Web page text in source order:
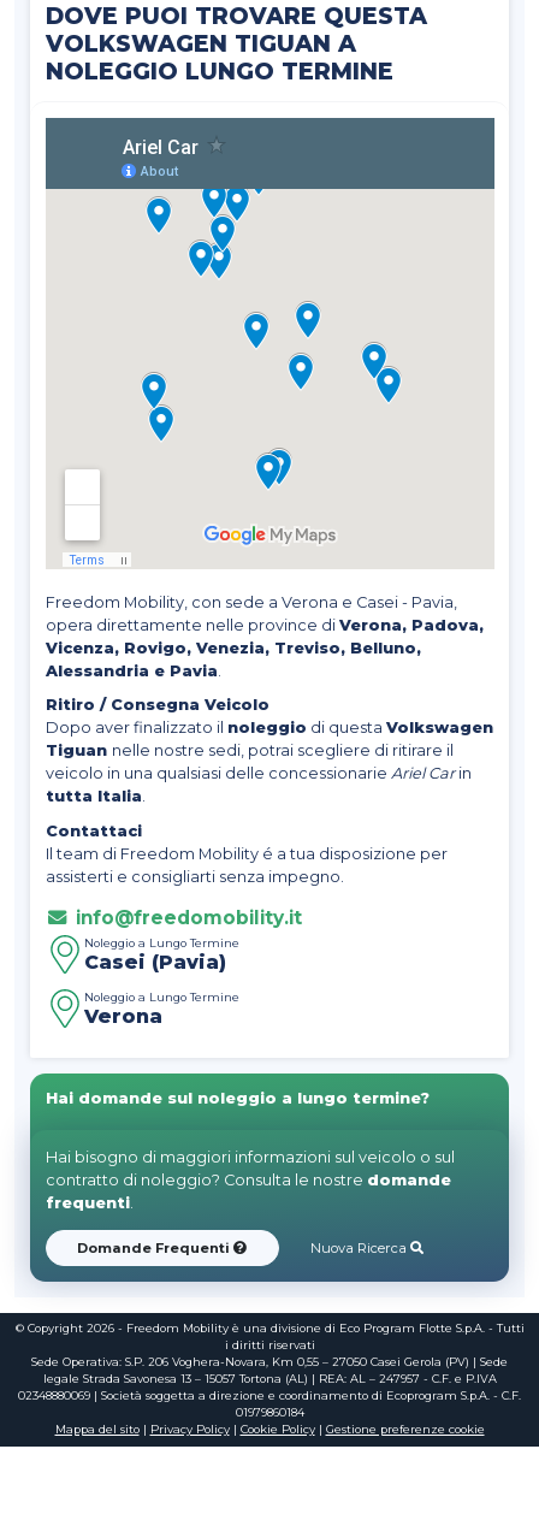
DOVE PUOI TROVARE QUESTA
VOLKSWAGEN TIGUAN A
NOLEGGIO LUNGO TERMINE
Freedom Mobility, con sede a Verona e Casei - Pavia,
opera direttamente nelle province di Verona, Padova,
Vicenza, Rovigo, Venezia, Treviso, Belluno,
Alessandria e Pavia
Ritiro / Consegna Veicolo
Dopo aver finalizzato il noleggio di questa Volkswagen
Tiguan nelle nostre sedi, potrai scegliere di ritirare il
veicolo in una qualsiasi delle concessionarie Ariel Carin
tutta Italia.
Contattaci
Il team di Freedom Mobility é a tua disposizione per
assisterti e consigliarti senza impegno.
info@freedomobility.it
Noleggio a Lungo Termine
Casei (Pavia)
Noleggio a Lungo Termine
Verona
Hai domande sul noleggio a lungo termine?
Hai bisogno di maggiori informazioni sul veicolo o sul
contratto di noleggio? Consulta le nostre domande
frequenti.
Domande Frequenti Nuova Ricerca
© Copyright 2026 - Freedom Mobility è una divisione di Eco Program Flotte S.p.A. - Tutti
i diritti riservati
Sede Operativa: S.P. 206 Voghera-Novara, Km 0,55 – 27050 Casei Gerola (PV) | Sede
legale Strada Savonesa 13 – 15057 Tortona (AL) | REA: AL – 247957 - C.F. e P.IVA
02348880069 | Società soggetta a direzione e coordinamento di Ecoprogram S.p.A. - C.F.
01979860184
Mappa del sito| Privacy Policy| Cookie Policy| Gestione preferenze cookie